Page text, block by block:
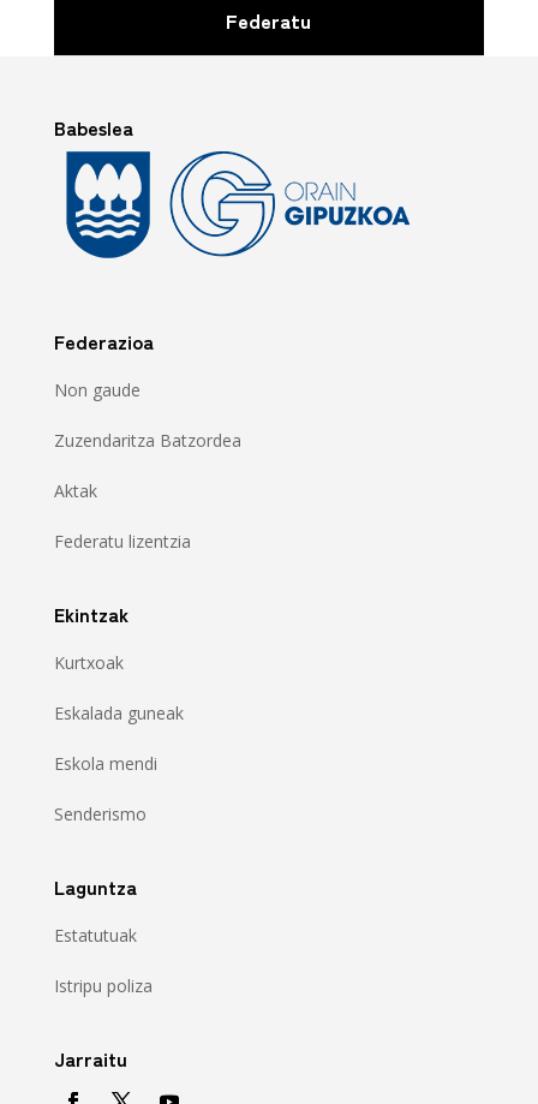
Federatu
Babeslea
Federazioa
Non gaude
Zuzendaritza Batzordea
Aktak
Federatu lizentzia
Ekintzak
Kurtxoak
Eskalada guneak
Eskola mendi
Senderismo
Laguntza
Estatutuak
Istripu poliza
Jarraitu